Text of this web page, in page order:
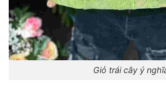
Giỏ trái cây ý